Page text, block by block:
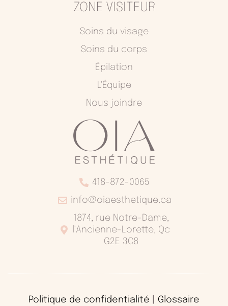
418-872-0065
info@oiaesthetique.ca
1874, rue Notre-Dame,
l'Ancienne-Lorette, Qc
G2E 3C8
ZONE VISITEUR
Soins du visage
Soins du corps
Épilation
L'Équipe
Nous joindre
Politique de confidentialité Glossaire